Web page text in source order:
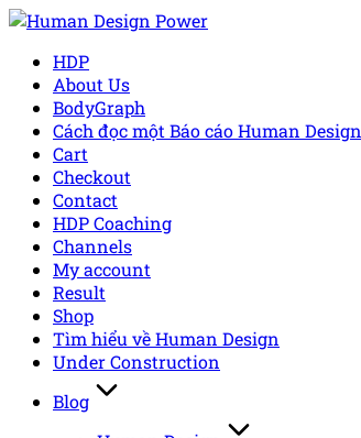
Skip
contentHDP
About Us
BodyGraph
Cách đọc một Báo cáo Human Design
Cart
Checkout
Contact
HDP Coaching
Channels
My account
Result
Shop
Tìm hiểu về Human Design
Under Construction
Blog